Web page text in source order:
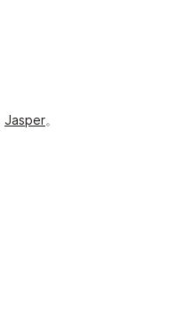
Jasper。